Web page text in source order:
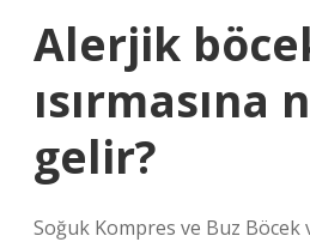
Alerjik
ısırmasına
gelir?
Soğuk Kompres ve Buz Böcek